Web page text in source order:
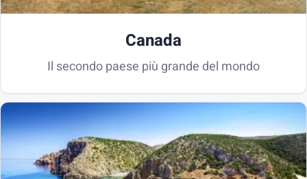
Canada
Il secondo paese più grande del mondo